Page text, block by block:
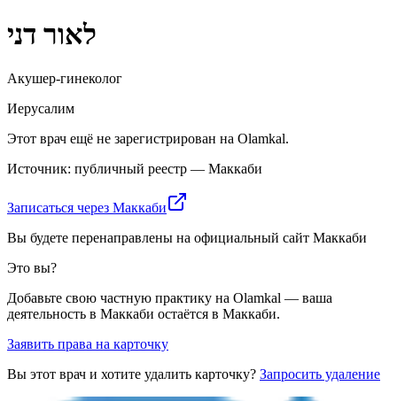
לאור דני
Акушер-гинеколог
Иерусалим
Этот врач ещё не зарегистрирован на Olamkal.
Источник: публичный реестр — Маккаби
Записаться через Маккаби
Вы будете перенаправлены на официальный сайт Маккаби
Это вы?
Добавьте свою частную практику на Olamkal — ваша
деятельность в Маккаби остаётся в Маккаби.
Заявить права на карточку
Вы этот врач и хотите удалить карточку? Запросить удаление